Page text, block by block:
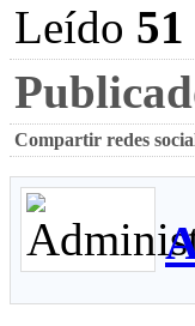
Leído 51
Compartir redes